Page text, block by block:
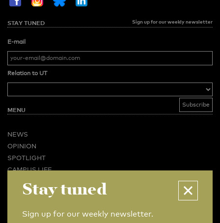
STAY TUNED Sign up for our weekly newsletter
E-mail
Relation to UT
MENU
NEWS
OPINION
SPOTLIGHT
CAMPUS LIFE
VIDEO
BUSINESS & CAREER
Stay tuned
Sign up for our weekly newsletter.